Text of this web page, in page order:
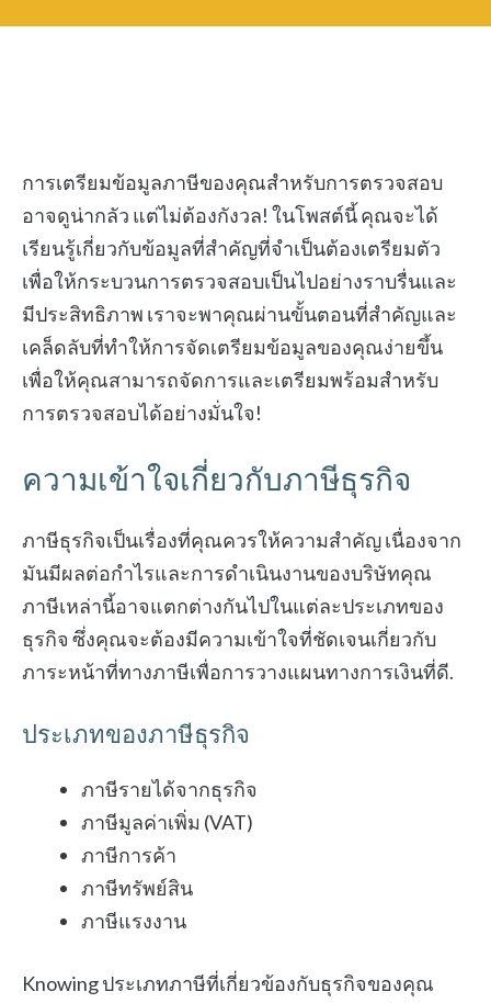
การเตรียมข้อมูลภาษีของคุณสำหรับการตรวจสอบ
อาจดูน่ากลัว แต่ไม่ต้องกังวล! ในโพสต์นี้ คุณจะได้
เรียนรู้เกี่ยวกับข้อมูลที่สำคัญที่จำเป็นต้องเตรียมตัว
เพื่อให้กระบวนการตรวจสอบเป็นไปอย่างราบรื่นและ
มีประสิทธิภาพ เราจะพาคุณผ่านขั้นตอนที่สำคัญและ
เคล็ดลับที่ทำให้การจัดเตรียมข้อมูลของคุณง่ายขึ้น
เพื่อให้คุณสามารถจัดการและเตรียมพร้อมสำหรับ
การตรวจสอบได้อย่างมั่นใจ!
ความเข้าใจเกี่ยวกับภาษีธุรกิจ
ภาษีธุรกิจเป็นเรื่องที่คุณควรให้ความสำคัญ เนื่องจาก
มันมีผลต่อกำไรและการดำเนินงานของบริษัทคุณ
ภาษีเหล่านี้อาจแตกต่างกันไปในแต่ละประเภทของ
ธุรกิจ ซึ่งคุณจะต้องมีความเข้าใจที่ชัดเจนเกี่ยวกับ
ภาระหน้าที่ทางภาษีเพื่อการวางแผนทางการเงินที่ดี.
ประเภทของภาษีธุรกิจ
ภาษีรายได้จากธุรกิจ
ภาษีมูลค่าเพิ่ม (VAT)
ภาษีการค้า
ภาษีทรัพย์สิน
ภาษีแรงงาน
Knowing ประเภทภาษีที่เกี่ยวข้องกับธุรกิจของคุณ